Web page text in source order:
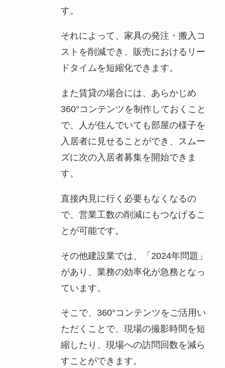
す。
それによって、家具の発注・搬入コ
ストを削減でき、販売におけるリー
ドタイムを短縮化できます。
また賃貸の場合には、あらかじめ
360°コンテンツを制作しておくこと
で、人が住んでいても部屋の様子を
入居者に見せることができ、スムー
ズに次の入居者募集を開始できま
す。
直接内見に行く必要もなくなるの
で、営業工数の削減にもつなげるこ
とが可能です。
その他建設業では、「2024年問題」
があり、業務の効率化が急務となっ
ています。
そこで、360°コンテンツをご活用い
ただくことで、現場の撮影時間を短
縮したり、現場への訪問回数を減ら
すことができます。